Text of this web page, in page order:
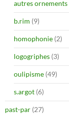
autres ornements
b.rim (9)
homophonie (2)
logogriphes (3)
oulipisme (49)
s.argot (6)
past-par (27)